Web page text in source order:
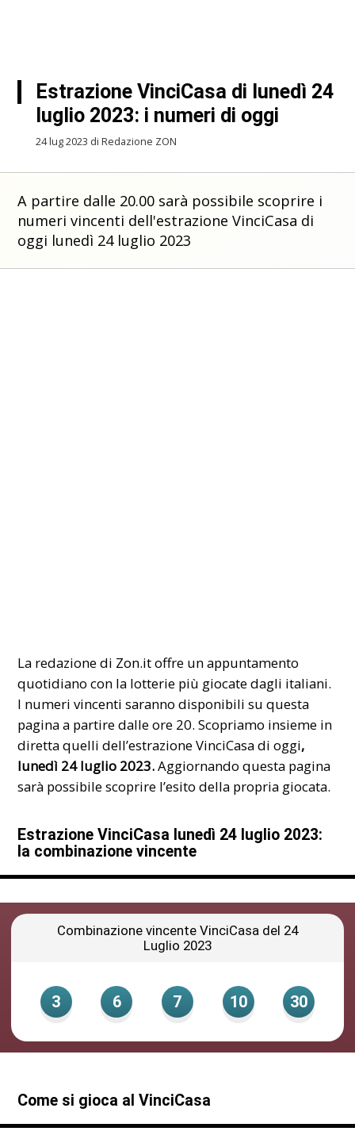
Estrazione VinciCasa di lunedì 24
luglio 2023: i numeri di oggi
24 lug 2023 di Redazione ZON
A partire dalle 20.00 sarà possibile scoprire i
numeri vincenti dell'estrazione VinciCasa di
oggi lunedì 24 luglio 2023
La redazione di Zon.itoffre un appuntamento
quotidiano con la lotterie più giocate dagli italiani.
I numerivincenti saranno disponibili su questa
pagina a partire dalle ore 20. Scopriamo insieme in
diretta quelli dell’estrazione VinciCasa di oggi,
lunedì 24 luglio 2023.Aggiornando questa pagina
sarà possibile scoprire l’esito della propria giocata.
Estrazione VinciCasa lunedì 24 luglio 2023:
la combinazione vincente
Combinazione vincente VinciCasa del 24
Luglio 2023
3 6 7 10 30
Come si gioca al VinciCasa